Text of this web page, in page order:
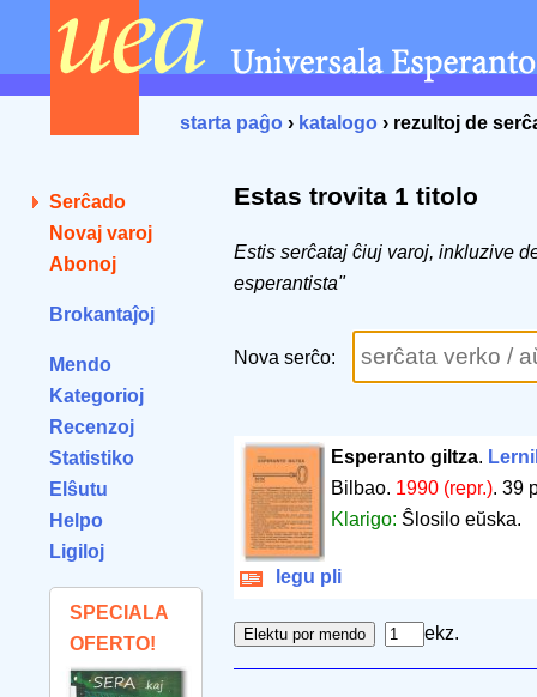
starta paĝo › katalogo › rezultoj de
Serĉado
Novaj varoj
Abonoj
Brokantaĵoj
Mendo
Kategorioj
Recenzoj
Statistiko
Elŝutu
Helpo
Ligiloj
SPECIALA
OFERTO!
Estas trovita 1 titolo
Estis serĉataj ĉiuj varoj, inkluzive
esperantista"
Nova serĉo:
Esperanto giltza.
Bilbao. 1990 (repr.). 39
Klarigo: Ŝlosilo eŭska.
legu pli
ekz.